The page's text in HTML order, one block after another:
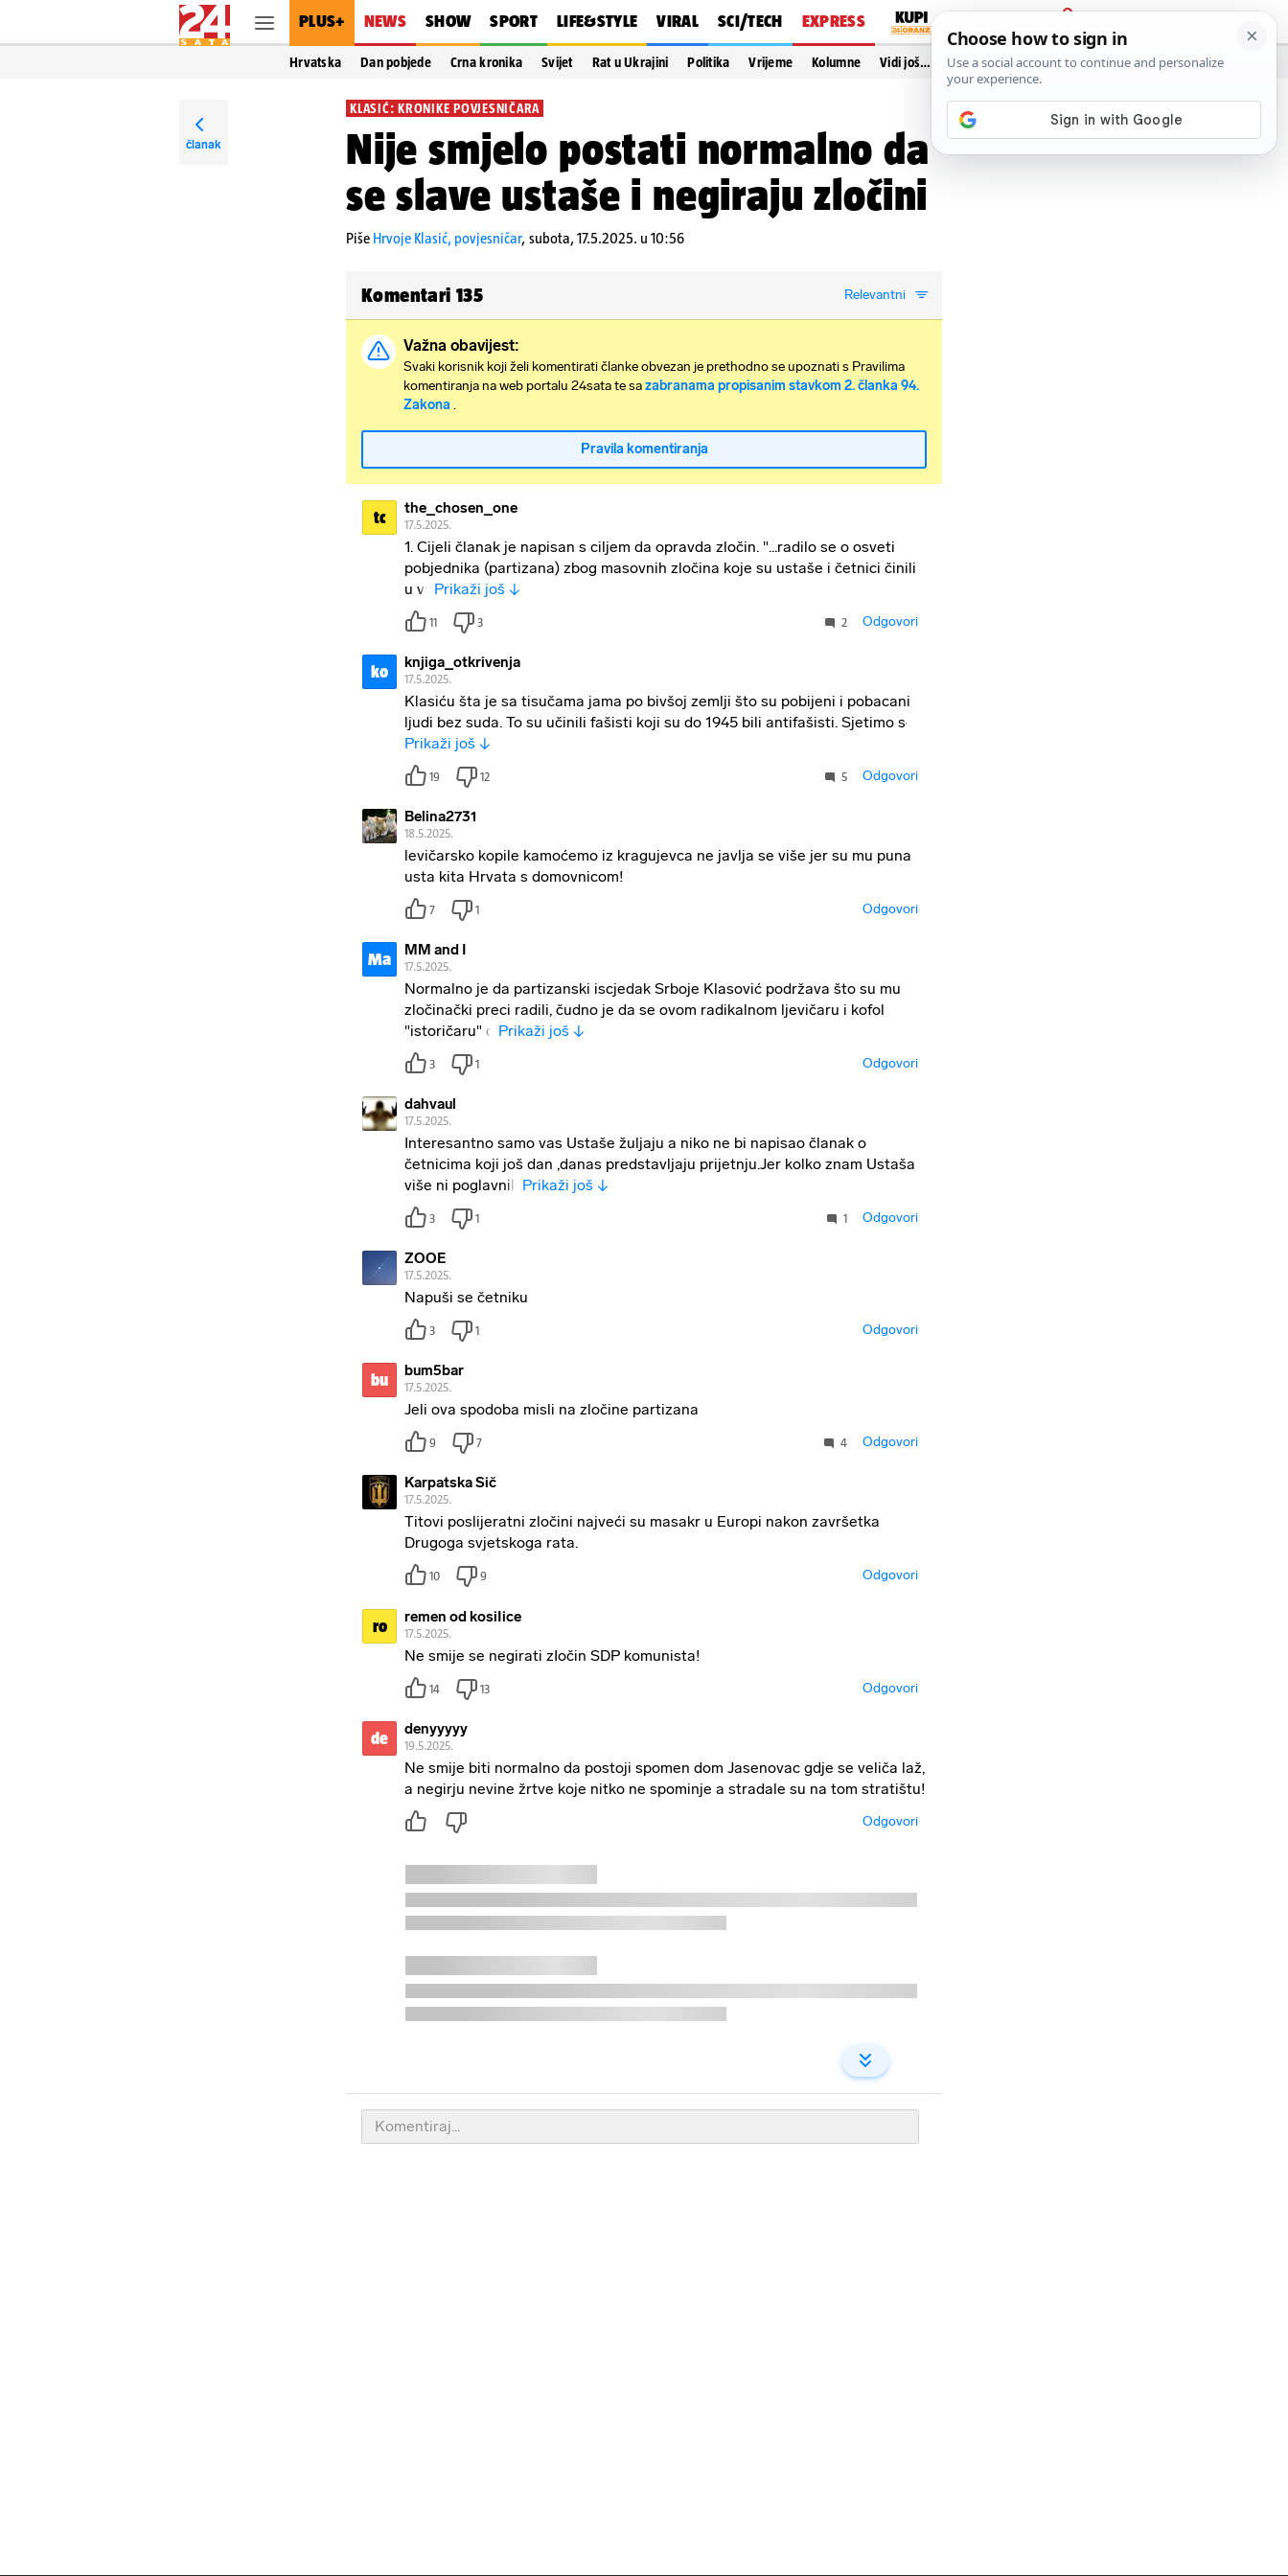
PLUS+ NEWS SHOW SPORT LIFE&STYLE VIRAL SCI/TECH EXPRESS
PRIJAVA
Hrvatska Dan pobjede Crna kronika Svijet Rat u Ukrajini Politika Vrijeme Kolumne Vidi još…
članak
KLASIĆ: KRONIKE POVJESNIČARA
Nije smjelo postati normalno da
se slave ustaše i negiraju zločini
Piše Hrvoje Klasić, povjesničar, subota, 17.5.2025. u 10:56
Komentari 135 Relevantni
Važna obavijest:
Svaki korisnik koji želi komentirati članke obvezan je prethodno se upoznati s Pravilima
komentiranja na web portalu 24sata te sazabranama propisanim stavkom 2. članka 94.
Zakona .
Pravila komentiranja
tc the_chosen_one
17.5.2025.
1. Cijeli članak je napisan s ciljem da opravda zločin. "...radilo se o osveti
pobjednika (partizana) zbog masovnih zločina koje su ustaše i četnici činili
u vr Prikaži još ↓
11 3 2 Odgovori
ko knjiga_otkrivenja
17.5.2025.
Klasiću šta je sa tisučama jama po bivšoj zemlji što su pobijeni i pobacani
ljudi bez suda. To su učinili fašisti koji su do 1945 bili antifašisti. Sjetimo se
Prikaži još ↓
19 12 5 Odgovori
Belina2731͏
18.5.2025.
levičarsko kopile kamoćemo iz kragujevca ne javlja se više jer su mu puna
usta kita Hrvata s domovnicom!​​​​​​ ​ ​​ ​
7 1 Odgovori
Ma MM and I
17.5.2025.
Normalno je da partizanski iscjedak Srboje Klasović podržava što su mu
zločinački preci radili, čudno je da se ovom radikalnom ljevičaru i kofol
"istoričaru" d Prikaži još ↓
3 1 Odgovori
dahvaul
17.5.2025.
Interesantno samo vas Ustaše žuljaju a niko ne bi napisao članak o
četnicima koji još dan ,danas predstavljaju prijetnju.Jer kolko znam Ustaša
više ni poglavnik Prikaži još ↓
3 1 1 Odgovori
ZOOE
17.5.2025.
Napuši se četniku
3 1 Odgovori
bu bum5bar
17.5.2025.
Jeli ova spodoba misli na zločine partizana
9 7 4 Odgovori
Karpatska Sič
17.5.2025.
Titovi poslijeratni zločini najveći su masakr u Europi nakon završetka
Drugoga svjetskoga rata.
10 9 Odgovori
ro remen od kosiIice
17.5.2025.
Ne smije se negirati zIočin SDP komunista!
14 13 Odgovori
de denyyyyy
19.5.2025.
Ne smije biti normalno da postoji spomen dom Jasenovac gdje se veliča laž,
a negirju nevine žrtve koje nitko ne spominje a stradale su na tom stratištu!
Odgovori